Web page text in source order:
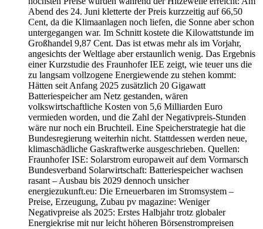
Abend des 24. Juni kletterte der Preis kurzzeitig auf 66,50
Cent, da die Klimaanlagen noch liefen, die Sonne aber schon
untergegangen war. Im Schnitt kostete die Kilowattstunde im
Großhandel 9,87 Cent. Das ist etwas mehr als im Vorjahr,
angesichts der Weltlage aber erstaunlich wenig. Das Ergebnis
einer Kurzstudie des Fraunhofer IEE zeigt, wie teuer uns die
zu langsam vollzogene Energiewende zu stehen kommt:
Hätten seit Anfang 2025 zusätzlich 20 Gigawatt
Batteriespeicher am Netz gestanden, wären
volkswirtschaftliche Kosten von 5,6 Milliarden Euro
vermieden worden, und die Zahl der Negativpreis-Stunden
wäre nur noch ein Bruchteil. Eine Speicherstrategie hat die
Bundesregierung weiterhin nicht. Stattdessen werden neue,
klimaschädliche Gaskraftwerke ausgeschrieben. Quellen:
Fraunhofer ISE: Solarstrom europaweit auf dem Vormarsch
Bundesverband Solarwirtschaft: Batteriespeicher wachsen
rasant – Ausbau bis 2029 dennoch unsicher
energiezukunft.eu: Die Erneuerbaren im Stromsystem –
Preise, Erzeugung, Zubau pv magazine: Weniger
Negativpreise als 2025: Erstes Halbjahr trotz globaler
Energiekrise mit nur leicht höheren Börsenstrompreisen